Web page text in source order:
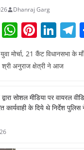
Dhanraj Garg
X W
h
at
s
A
p
Pi
nt
er
e
st
Li
k
dI
n
T
e
a
मोर्चा, 21 कैंट विधानसभा के
अनुराज क्षेत्री ने आज
सोशल मीडिया पर वायरल
कार्यवाही के दिये थे निर्देश पुलिस